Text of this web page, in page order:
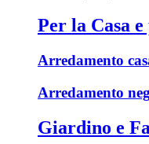
Per la Casa
Arredamento
Arredamento
Giardino e